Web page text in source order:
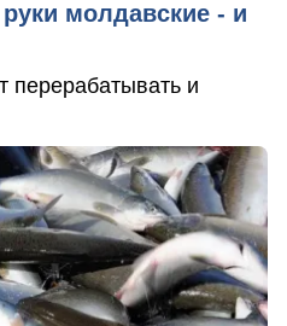
молдавские - и
перерабатывать и